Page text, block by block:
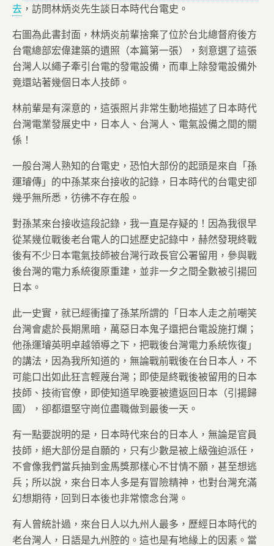
去 ，訪問林炳炎先生談日本時代台電史。
右圖為此書封面，林炳炎前輩捨棄了位於台北總督府後方
台電總部宏偉建築的遺照（本篇第一張），刻意選了這張
台灣人以繩子牽引台電的發電設備，而車上除發電設備外
竟還站著幾個日本人技師。
林前輩是有深意的，這張照片非常生動地描述了日本時代
台灣電業發展史中，日本人、台灣人、電氣設備之間的關
係！
一般台灣人熟知的台電史，恐怕大部份的起頭是來自「孫
運璿傳」的中孫某來台接收的記錄，日本時代的台電史卻
幾乎無所悉，彷彿不存在般。
對孫某來台接收這段記錄，我一直是存疑的！因為我很早
從某幾位戰後老台電人的口述歷史記錄中，赫然發現終戰
後有不少日本電氣技師被台灣行政長官公署留用，參與戰
後台灣的電力系統復原重建，並非一夕之間全數被引揚回
日本。
此一史實，就已經衝撞了孫某所謂的「日本人走之前嘲笑
台灣會處於長期黑暗，萬惡日本鬼子還把台電設施打爛；
他孫運璿英明卓越領導之下，把戰後台灣電力系統恢復」
的講法，因為我所知道的，無論戰前戰後在台日本人，不
可能口出如此狂言輕蔑台灣；即使是終戰後被留用的日本
技師、技術官僚，即使知道早晚要被遣返回日本（引揚歸
國），卻都還堅守崗位盡職做到最後一天。
有一點要說明的是，日本時代來台的日本人，無論是官員
技師，絕大部份是自願的，只有少數是被上級強迫派任，
不會像我們當兵抽到金馬獎那樣心不甘情不願，甚至想逃
兵；所以說，來台日本人多是有冒險精神，也對台灣充滿
幻想期待，回到日本後也非常懷念台灣。
有人曾統計過，來台日人以九州人最多，歷經日本時代的
老台灣人，日語是九州腔的。這也是有地緣上的因素。當